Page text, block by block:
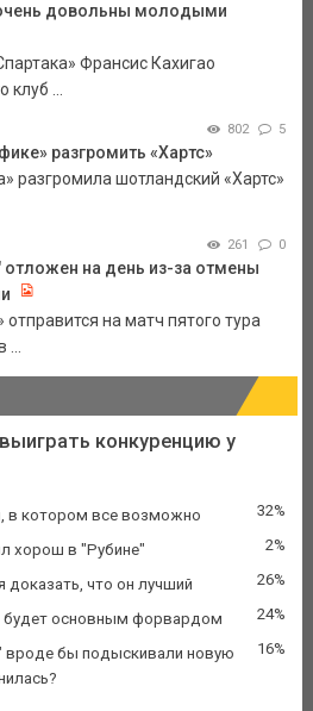
довольны молодыми
Франсис Кахигао
клуб ...
802 5
разгромить «Хартс»
разгромила шотландский «Хартс»
261 0
на день из-за отмены
на матч пятого тура
...
конкуренцию у
в котором все возможно 32%
хорош в "Рубине" 2%
что он лучший 26%
будет основным форвардом 24%
вроде бы подыскивали новую
16%